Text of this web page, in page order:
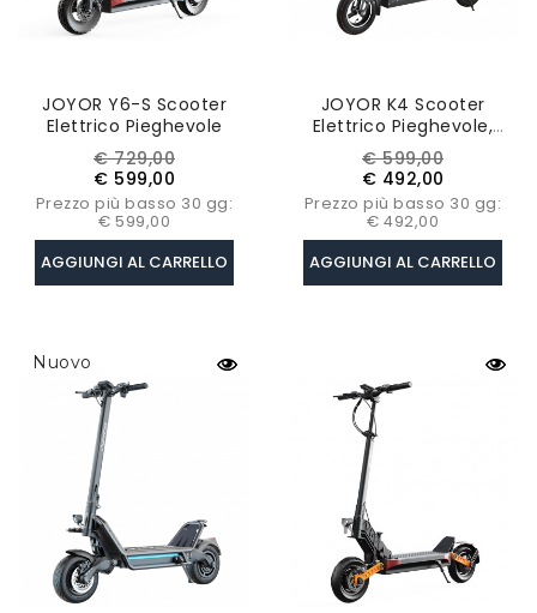
JOYOR Y6-S Scooter
Elettrico Pieghevole
Prezzo
base
€ 729,00Prezzo
€ 599,00
Prezzo più basso 30 gg:
€ 599,00
AGGIUNGI AL CARRELLO
JOYOR K4 Scooter
Elettrico Pieghevole,
Motore 500W, Batteria
48V 10.4Ah, Pneumatico
10 Pollici, Velocità
Massima 35km/h
Prezzo
base
€ 599,00Prezzo
€ 492,00
Prezzo più basso 30 gg:
€ 492,00
AGGIUNGI AL CARRELLO
Nuovo